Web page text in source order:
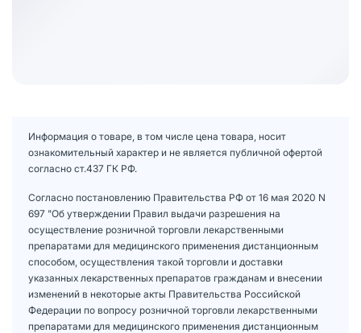
Информация о товаре, в том числе цена товара, носит
ознакомительный характер и не является публичной офертой
согласно ст.437 ГК РФ.
Согласно постановлению Правительства РФ от 16 мая 2020 N
697 "Об утверждении Правил выдачи разрешения на
осуществление розничной торговли лекарственными
препаратами для медицинского применения дистанционным
способом, осуществления такой торговли и доставки
указанных лекарственных препаратов гражданам и внесении
изменений в некоторые акты Правительства Российской
Федерации по вопросу розничной торговли лекарственными
препаратами для медицинского применения дистанционным